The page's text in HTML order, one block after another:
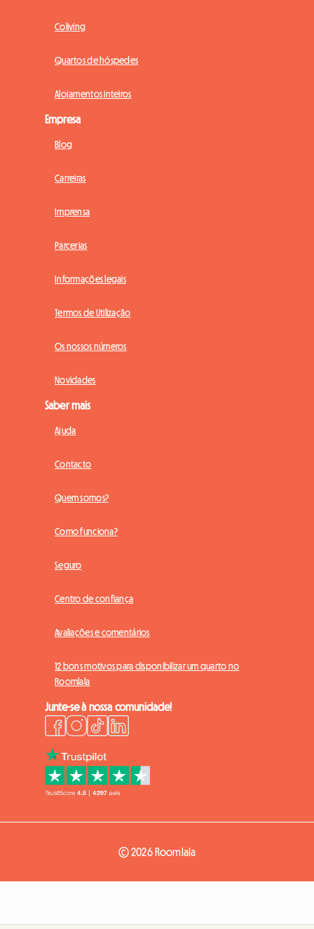
Coliving
Quartos de hóspedes
Alojamentos inteiros
Empresa
Blog
Carreiras
Imprensa
Parcerias
Informações legais
Termos de Utilização
Os nossos números
Novidades
Saber mais
Ajuda
Contacto
Quem somos?
Como funciona?
Seguro
Centro de confiança
Avaliações e comentários
12 bons motivos para disponibilizar um quarto no
Roomlala
Junte-se à nossa comunidade!
© 2026 Roomlala